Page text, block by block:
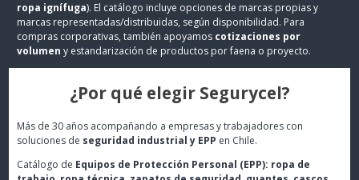
ropa ignífuga). El catálogo incluye opciones de marcas propias y
marcas representadas/distribuidas, según disponibilidad. Para
compras corporativas, también apoyamos cotizaciones por
volumen y estandarización de productos por faena o proyecto.
¿Por qué elegir Segurycel?
Más de 30 años acompañando a empresas y trabajadores con
soluciones de seguridad industrial y EPP en Chile.
Catálogo de Equipos de Protección Personal (EPP): ropa de